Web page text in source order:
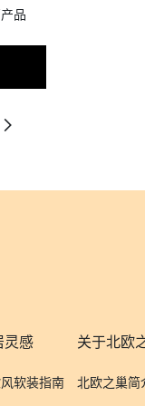
品
灵感
软装指南
关于北欧
北欧之巢简